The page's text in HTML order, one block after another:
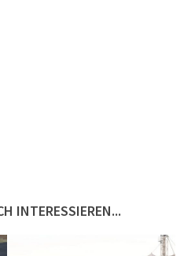
INTERESSIEREN...